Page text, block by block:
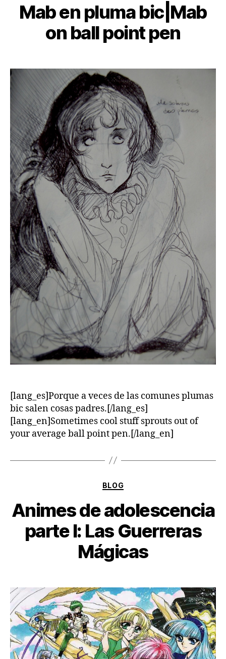
Mab en pluma bic|Mab
on ball point pen
[lang_es]Porque a veces de las comunes plumas
bic salen cosas padres.[/lang_es]
[lang_en]Sometimes cool stuff sprouts out of
your average ball point pen.[/lang_en]
Categorías
BLOG
Animes de adolescencia
parte I: Las Guerreras
Mágicas